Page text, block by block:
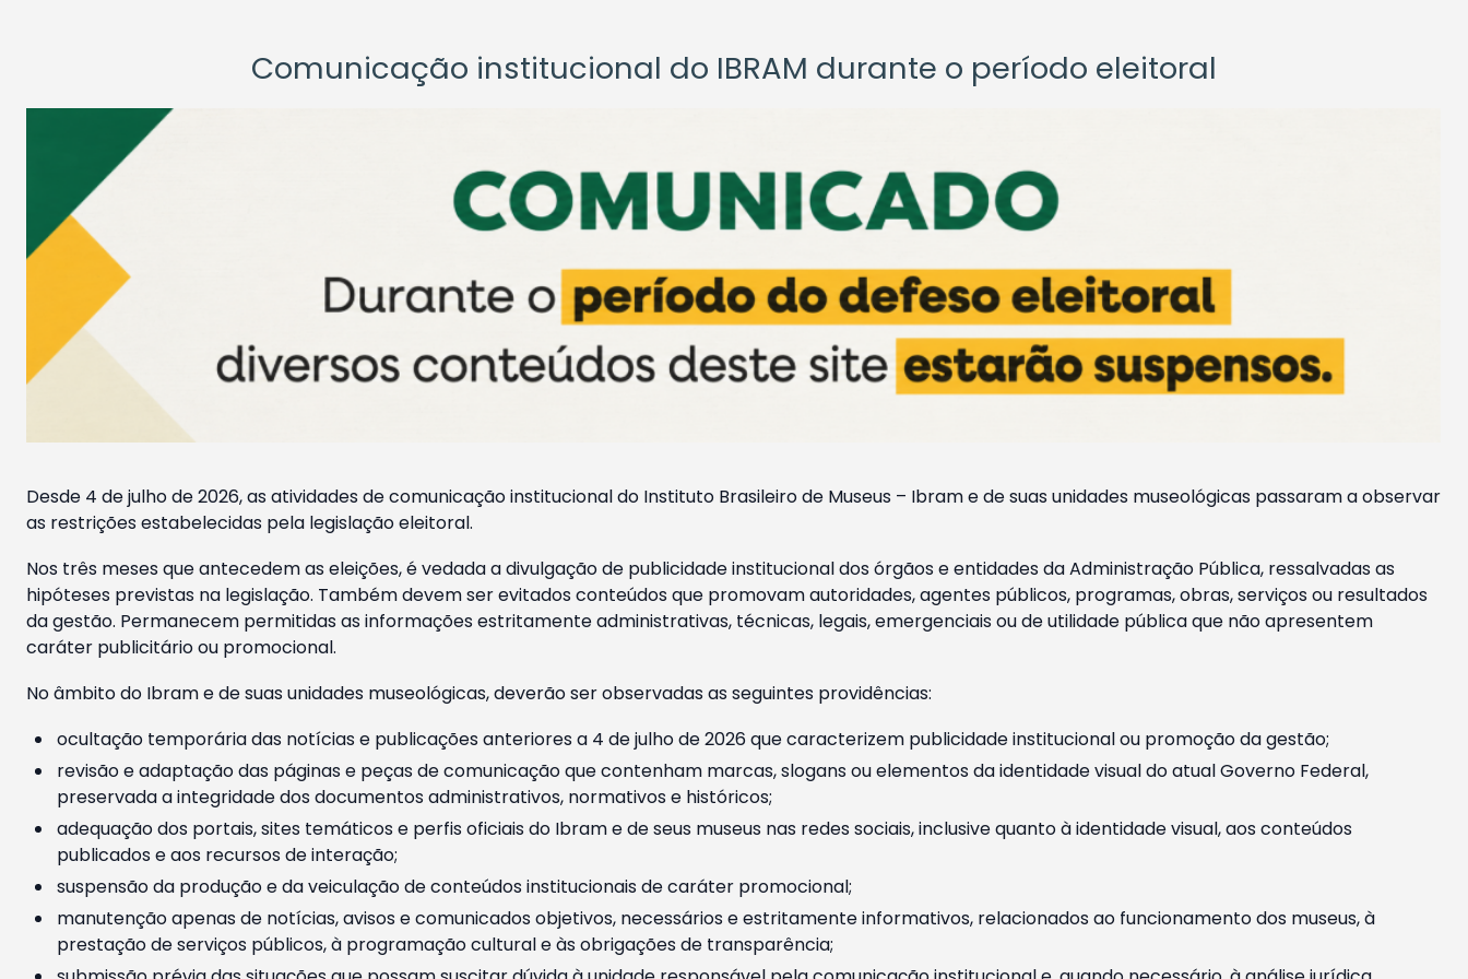
Comunicação institucional do IBRAM durante o período eleitoral
Desde 4 de julho de 2026, as atividades de comunicação institucional do Instituto Brasileiro de Museus – Ibram e de suas unidades museológicas passaram a observar
as restrições estabelecidas pela legislação eleitoral.
Nos três meses que antecedem as eleições, é vedada a divulgação de publicidade institucional dos órgãos e entidades da Administração Pública, ressalvadas as
hipóteses previstas na legislação. Também devem ser evitados conteúdos que promovam autoridades, agentes públicos, programas, obras, serviços ou resultados
da gestão. Permanecem permitidas as informações estritamente administrativas, técnicas, legais, emergenciais ou de utilidade pública que não apresentem
caráter publicitário ou promocional.
No âmbito do Ibram e de suas unidades museológicas, deverão ser observadas as seguintes providências:
ocultação temporária das notícias e publicações anteriores a 4 de julho de 2026 que caracterizem publicidade institucional ou promoção da gestão;
revisão e adaptação das páginas e peças de comunicação que contenham marcas, slogans ou elementos da identidade visual do atual Governo Federal,
preservada a integridade dos documentos administrativos, normativos e históricos;
adequação dos portais, sites temáticos e perfis oficiais do Ibram e de seus museus nas redes sociais, inclusive quanto à identidade visual, aos conteúdos
publicados e aos recursos de interação;
suspensão da produção e da veiculação de conteúdos institucionais de caráter promocional;
manutenção apenas de notícias, avisos e comunicados objetivos, necessários e estritamente informativos, relacionados ao funcionamento dos museus, à
prestação de serviços públicos, à programação cultural e às obrigações de transparência;